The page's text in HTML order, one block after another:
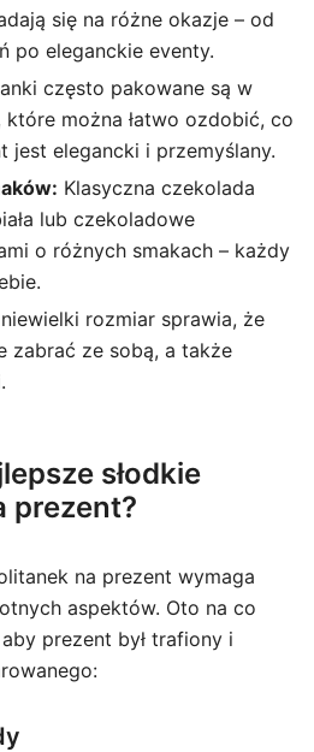
się na różne okazje – od
po eleganckie eventy.
często pakowane są w
które można łatwo ozdobić, co
jest elegancki i przemyślany.
Klasyczna czekolada
lub czekoladowe
o różnych smakach – każdy
rozmiar sprawia, że
zabrać ze sobą, a także
słodkie
prezent?
na prezent wymaga
aspektów. Oto na co
prezent był trafiony i